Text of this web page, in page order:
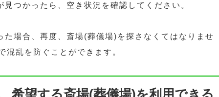
つかったら、空き状況を確認してください。
場合、再度、斎場(葬儀場)を探さなくてはなりませ
混乱を防ぐことができます。
希望する斎場(葬儀場)を利用できる